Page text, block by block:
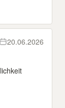
20.06.2026